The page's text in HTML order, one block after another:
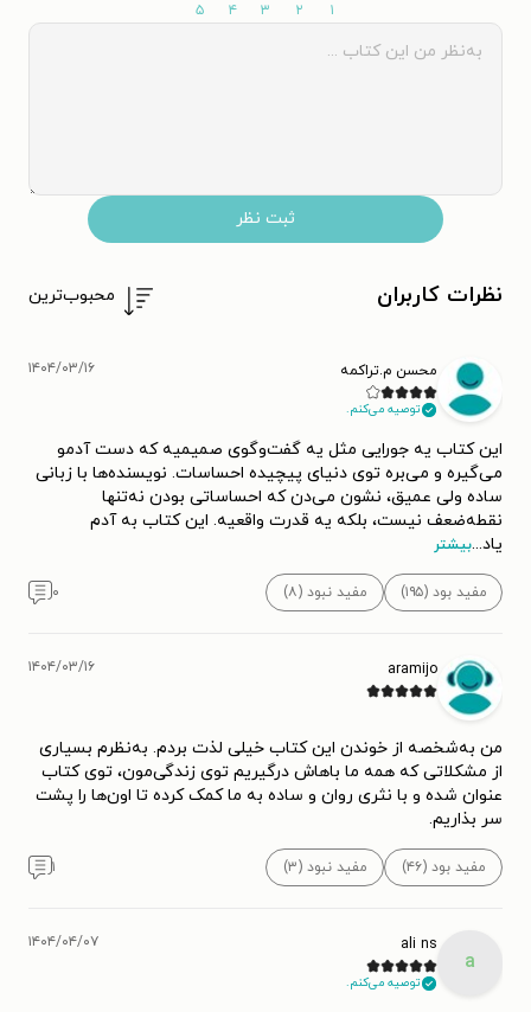
۱ ۲ ۳ ۴ ۵
ثبت نظر
نظرات کاربران محبوب‌ترین
محسن م.تراکمه
توصیه می‌کنم.
۱۴۰۴/۰۳/۱۶
این کتاب یه جورایی مثل یه گفت‌وگوی صمیمیه که دست آدمو
می‌گیره و می‌بره توی دنیای پیچیده احساسات. نویسنده‌ها با زبانی
ساده ولی عمیق، نشون می‌دن که احساساتی بودن نه‌تنها
نقطه‌ضعف نیست، بلکه یه قدرت واقعیه. این کتاب به آدم
یاد...بیشتر
مفید بود (۱۹۵) مفید نبود (۸) ۰
aramijo ۱۴۰۴/۰۳/۱۶
من به‌شخصه از خوندن این کتاب خیلی لذت بردم. به‌نظرم بسیاری
از مشکلاتی که همه ما باهاش درگیریم توی زندگی‌مون، توی کتاب
عنوان شده و با نثری روان و ساده به ما کمک کرده تا اون‌ها را پشت
سر بذاریم.
مفید بود (۴۶) مفید نبود (۳) ۱
a
ali ns
توصیه می‌کنم.
۱۴۰۴/۰۴/۰۷